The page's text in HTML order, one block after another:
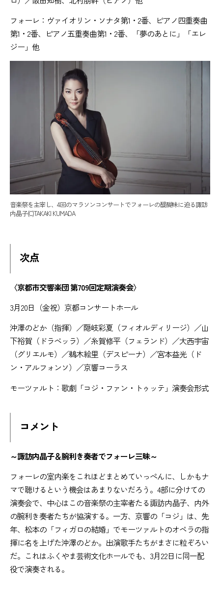
フォーレ：ヴァイオリン・ソナタ第1・2番、ピアノ四重奏曲
第1・2番、ピアノ五重奏曲第1・2番、「夢のあとに」「エレ
ジー」他
音楽祭を主宰し、4回のマラソンコンサートでフォーレの醍醐味に迫る諏訪
内晶子(C)TAKAKI KUMADA
次点
〈京都市交響楽団 第709回定期演奏会〉
3月20日（金祝）京都コンサートホール
沖澤のどか（指揮）／隠岐彩夏（フィオルディリージ）／山
下裕賀（ドラベッラ）／糸賀修平（フェランド）／大西宇宙
（グリエルモ）／鵜木絵里（デスピーナ）／宮本益光（ド
ン・アルフォンソ）／京響コーラス
モーツァルト：歌劇「コジ・ファン・トゥッテ」演奏会形式
コメント
～諏訪内晶子＆腕利き奏者でフォーレ三昧～
フォーレの室内楽をこれほどまとめていっぺんに、しかもナ
マで聴けるという機会はあまりないだろう。4部に分けての
演奏会で、中心はこの音楽祭の主宰者たる諏訪内晶子、内外
の腕利き奏者たちが協演する。一方、京響の「コジ」は、先
年、松本の「フィガロの結婚」でモーツァルトのオペラの指
揮に名を上げた沖澤のどか。出演歌手たちがまさに粒ぞろい
だ。これはふくやま芸術文化ホールでも、3月22日に同一配
役で演奏される。